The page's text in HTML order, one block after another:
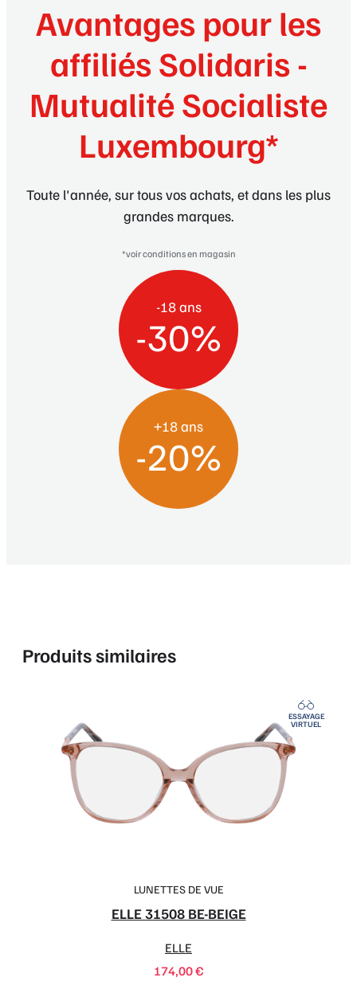
Avantages pour les
affiliés Solidaris -
Mutualité Socialiste
Luxembourg*
Toute l'année, sur tous vos achats, et dans les plus
grandes marques.
*voir conditions en magasin
-18 ans
-30%
+18 ans
-20%
Produits similaires
LUNETTES DE VUE
ELLE 31508 BE-BEIGE
ELLE
174,00€
ESSAYAGE
VIRTUEL